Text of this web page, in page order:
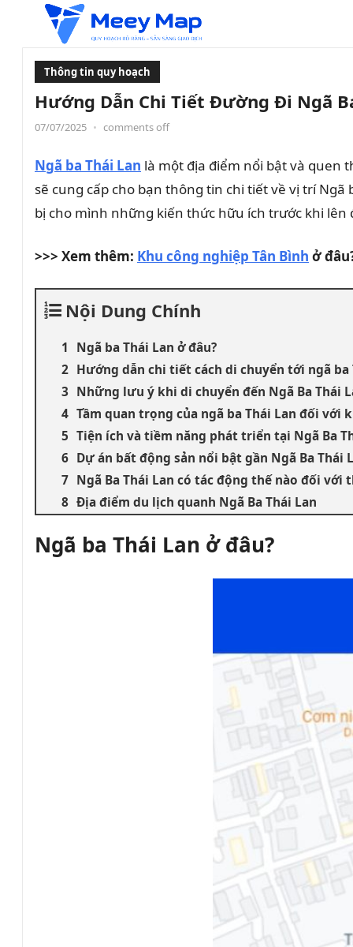
Thông tin quy hoạch
Hướng Dẫn Chi Tiết Đường Đi Ngã
07/07/2025 • comments off
Ngã ba Thái Lan là một địa điểm nổi bật và quen
sẽ cung cấp cho bạn thông tin chi tiết về vị trí
bị cho mình những kiến thức hữu ích trước khi lên
>>> Xem thêm: Khu công nghiệp Tân Bình ở
Nội Dung Chính
Ngã ba Thái Lan ở đâu?
Hướng dẫn chi tiết cách di chuyển tới ngã ba
Những lưu ý khi di chuyển đến Ngã Ba Thái
Tầm quan trọng của ngã ba Thái Lan đối với
Tiện ích và tiềm năng phát triển tại Ngã Ba
Dự án bất động sản nổi bật gần Ngã Ba Thái
Ngã Ba Thái Lan có tác động thế nào đối
Địa điểm du lịch quanh Ngã Ba Thái Lan
Ngã ba Thái Lan ở đâu?